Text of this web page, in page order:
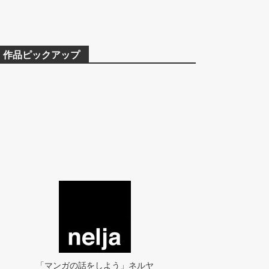
作品ピックアップ
「マンガの話をしよう」ネルヤ